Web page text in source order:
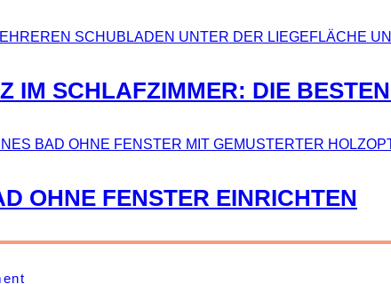
IM SCHLAFZIMMER: DIE
OHNE FENSTER EINRICHTEN